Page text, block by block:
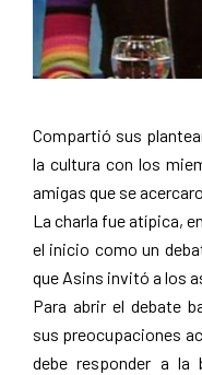
Compartió sus
la cultura con los
amigas que se
La charla fue atípica,
el inicio como un
que Asins invitó a los
Para abrir el debate
sus preocupaciones
debe responder a la